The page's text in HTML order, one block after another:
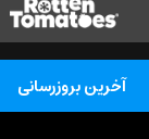
آخرین بروزرسانی